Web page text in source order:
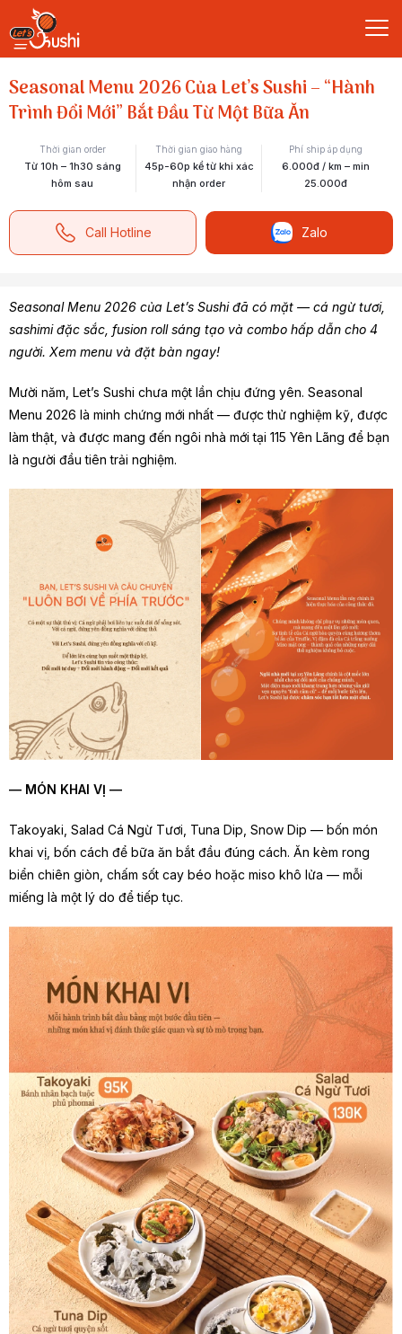
Seasonal Menu 2026 Của Let’s Sushi – “Hành
Trình Đổi Mới” Bắt Đầu Từ Một Bữa Ăn
Thời gian order
Từ 10h – 1h30 sáng
hôm sau
Thời gian giao hàng
45p-60p kể từ khi xác
nhận order
Phí ship áp dụng
6.000đ / km – min
25.000đ
Call Hotline Zalo
Seasonal Menu 2026 của Let’s Sushi đã có mặt — cá ngừ tươi,
sashimi đặc sắc, fusion roll sáng tạo và combo hấp dẫn cho 4
người. Xem menu và đặt bàn ngay!
Mười năm, Let’s Sushi chưa một lần chịu đứng yên. Seasonal
Menu 2026 là minh chứng mới nhất — được thử nghiệm kỹ, được
làm thật, và được mang đến ngôi nhà mới tại 115 Yên Lãng để bạn
là người đầu tiên trải nghiệm.
— MÓN KHAI VỊ —
Takoyaki, Salad Cá Ngừ Tươi, Tuna Dip, Snow Dip — bốn món
khai vị, bốn cách để bữa ăn bắt đầu đúng cách. Ăn kèm rong
biển chiên giòn, chấm sốt cay béo hoặc miso khô lửa — mỗi
miếng là một lý do để tiếp tục.